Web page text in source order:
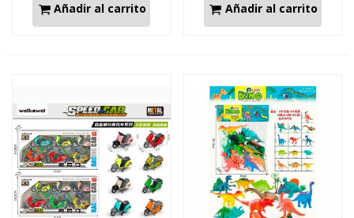
Añadir al carrito Añadir al carrito